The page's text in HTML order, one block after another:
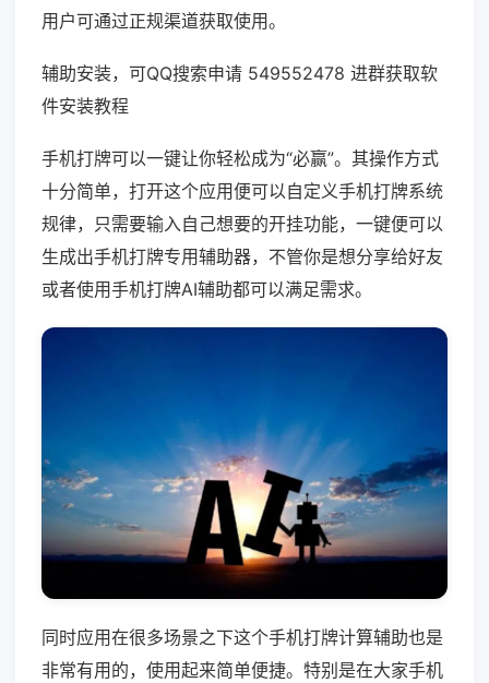
用户可通过正规渠道获取使用。
辅助安装，可QQ搜索申请 549552478 进群获取软
件安装教程
手机打牌可以一键让你轻松成为“必赢”。其操作方式
十分简单，打开这个应用便可以自定义手机打牌系统
规律，只需要输入自己想要的开挂功能，一键便可以
生成出手机打牌专用辅助器，不管你是想分享给好友
或者使用手机打牌AI辅助都可以满足需求。
同时应用在很多场景之下这个手机打牌计算辅助也是
非常有用的，使用起来简单便捷。特别是在大家手机